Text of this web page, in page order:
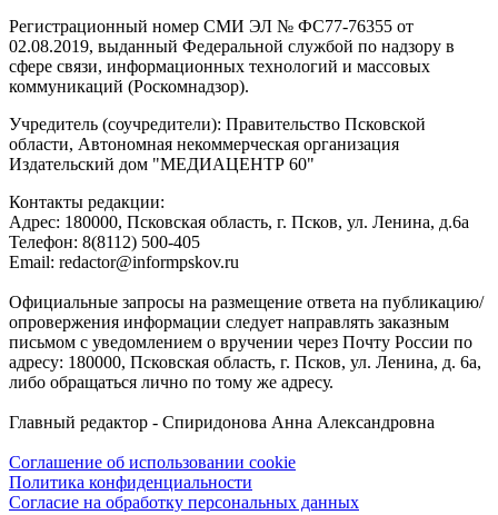
Регистрационный номер СМИ ЭЛ № ФС77-76355 от
02.08.2019, выданный Федеральной службой по надзору в
сфере связи, информационных технологий и массовых
коммуникаций (Роскомнадзор).
Учредитель (соучредители): Правительство Псковской
области, Автономная некоммерческая организация
Издательский дом "МЕДИАЦЕНТР 60"
Контакты редакции:
Адреc: 180000, Псковская область, г. Псков, ул. Ленина, д.6а
Телефон: 8(8112) 500-405
Email: redactor@informpskov.ru
Официальные запросы на размещение ответа на публикацию/
опровержения информации следует направлять заказным
письмом с уведомлением о вручении через Почту России по
адресу: 180000, Псковская область, г. Псков, ул. Ленина, д. 6а,
либо обращаться лично по тому же адресу.
Главный редактор - Спиридонова Анна Александровна
Соглашение об использовании cookie
Политика конфиденциальности
Согласие на обработку персональных данных